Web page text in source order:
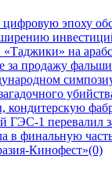
эпоху
«Таджики» на
за продажу
ГЭС-1 перевалил
в финальную
Кинофест»(0)